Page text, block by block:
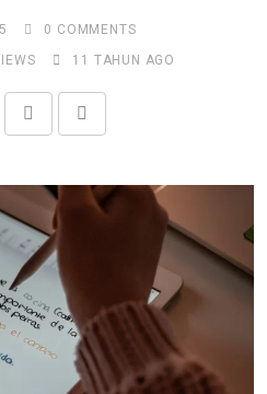
0 COMMENTS
11 TAHUN AGO
Email